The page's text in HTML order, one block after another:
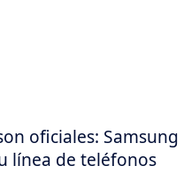
oficiales: Samsung
línea de teléfonos